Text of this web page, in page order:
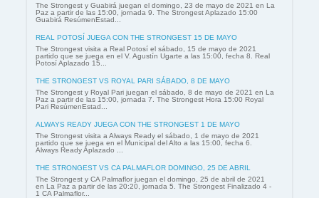
The Strongest y Guabirá juegan el domingo, 23 de mayo de 2021 en La
Paz a partir de las 15:00, jornada 9. The Strongest Aplazado 15:00
Guabirá ResúmenEstad...
REAL POTOSÍ JUEGA CON THE STRONGEST 15 DE MAYO
The Strongest visita a Real Potosí el sábado, 15 de mayo de 2021
partido que se juega en el V. Agustín Ugarte a las 15:00, fecha 8. Real
Potosí Aplazado 15...
THE STRONGEST VS ROYAL PARI SÁBADO, 8 DE MAYO
The Strongest y Royal Pari juegan el sábado, 8 de mayo de 2021 en La
Paz a partir de las 15:00, jornada 7. The Strongest Hora 15:00 Royal
Pari ResúmenEstad...
ALWAYS READY JUEGA CON THE STRONGEST 1 DE MAYO
The Strongest visita a Always Ready el sábado, 1 de mayo de 2021
partido que se juega en el Municipal del Alto a las 15:00, fecha 6.
Always Ready Aplazado ...
THE STRONGEST VS CA PALMAFLOR DOMINGO, 25 DE ABRIL
The Strongest y CA Palmaflor juegan el domingo, 25 de abril de 2021
en La Paz a partir de las 20:20, jornada 5. The Strongest Finalizado 4 -
1 CA Palmaflor...